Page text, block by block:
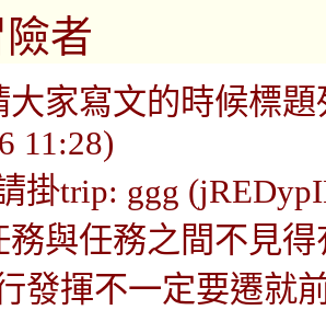
者
大家寫文的時候標
11:28)
掛trip: ggg
務與任務之間不見
發揮不一定要遷就